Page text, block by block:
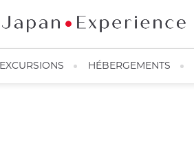
EXCURSIONS HÉBERGEMENTS